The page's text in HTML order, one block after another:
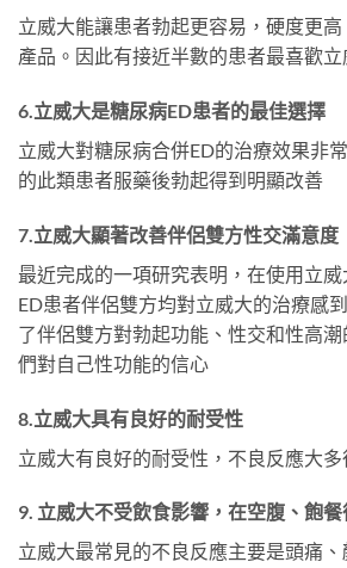
立威大能讓患者勃起更容易，硬度更
產品。因此有接近半數的患者最喜歡立
6.立威大是糖尿病ED患者的最佳選擇
立威大對糖尿病合併ED的治療效果非
的此類患者服藥後勃起得到明顯改善
7.立威大顯著改善伴侶雙方性交滿意度
最近完成的一項研究表明，在使用立威
ED患者伴侶雙方均對立威大的治療感
了伴侶雙方對勃起功能、性交和性高
們對自己性功能的信心
8.立威大具有良好的耐受性
立威大有良好的耐受性，不良反應大多
9. 立威大不受飲食影響，在空腹、飽餐
立威大最常見的不良反應主要是頭痛、